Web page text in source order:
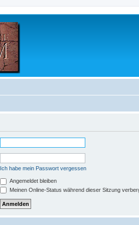
Ich habe mein Passwort vergessen
Angemeldet bleiben
Meinen Online-Status während dieser Sitzung